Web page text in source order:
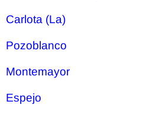
Carlota (La)
Pozoblanco
Montemayor
Espejo